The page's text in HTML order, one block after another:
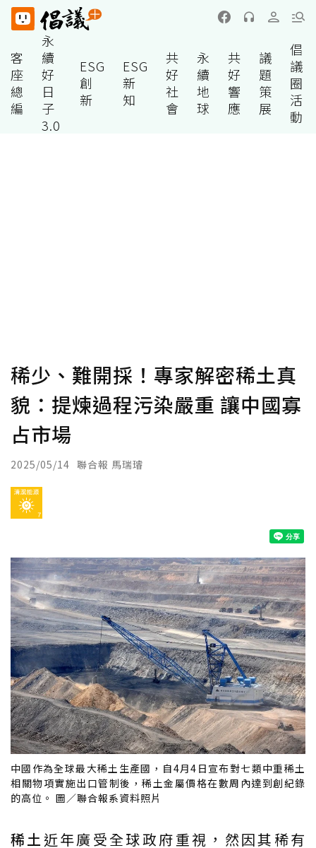
客
座
總
編
永
續
好
日
子
3.0
ESG
創
新
ESG
新
知
共
好
社
會
永
續
地
球
共
好
響
應
議
題
策
展
倡
議
圈
活
動
稀少、難開採！專家解密稀土真
貌：提煉過程污染嚴重 讓中國寡
占市場
2025/05/14 聯合報 馬瑞璿
中國作為全球最大稀土生產國，自4月4日宣布對七類中重稀土
相關物項實施出口管制後，稀土金屬價格在數周內達到創紀錄
的高位。 圖／聯合報系資料照片
稀土近年廣受全球政府重視，然因其稀有